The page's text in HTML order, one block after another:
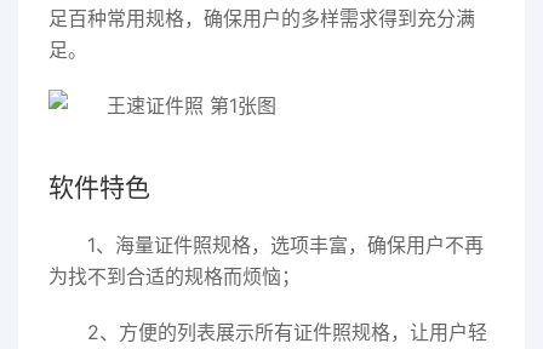
足百种常用规格，确保用户的多样需求得到充分满
足。
软件特色
1、海量证件照规格，选项丰富，确保用户不再
为找不到合适的规格而烦恼；
2、方便的列表展示所有证件照规格，让用户轻